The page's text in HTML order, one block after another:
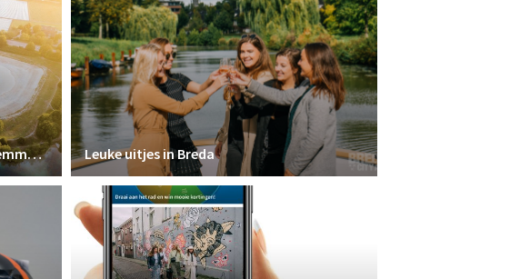
Dit zijn de 7 beste plekken om te zwemmen in Breda Leuke uitjes in Breda